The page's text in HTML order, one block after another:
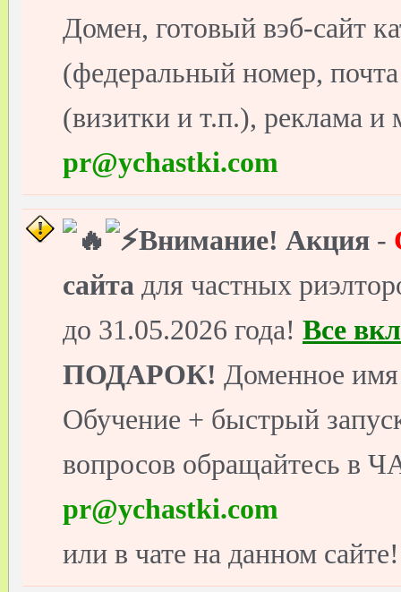
Домен, готовый вэб-сайт
(федеральный номер,
(визитки и т.п.), реклама и
pr@ychastki.com
Внимание! Акция -
сайта для частных
до 31.05.2026 года! Все
ПОДАРОК! Доменное
Обучение + быстрый
вопросов обращайтесь в
pr@ychastki.com
или в чате на данном сайте!